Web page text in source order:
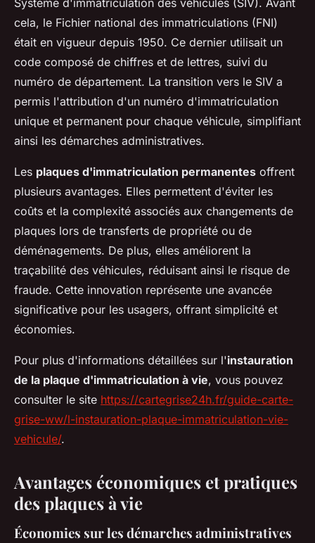
Système d'immatriculation des véhicules (SIV). Avant
cela, le Fichier national des immatriculations (FNI)
était en vigueur depuis 1950. Ce dernier utilisait un
code composé de chiffres et de lettres, suivi du
numéro de département. La transition vers le SIV a
permis l'attribution d'un numéro d'immatriculation
unique et permanent pour chaque véhicule, simplifiant
ainsi les démarches administratives.
Les plaques d'immatriculation permanentes offrent
plusieurs avantages. Elles permettent d'éviter les
coûts et la complexité associés aux changements de
plaques lors de transferts de propriété ou de
déménagements. De plus, elles améliorent la
traçabilité des véhicules, réduisant ainsi le risque de
fraude. Cette innovation représente une avancée
significative pour les usagers, offrant simplicité et
économies.
Pour plus d'informations détaillées sur l'instauration
de la plaque d'immatriculation à vie, vous pouvez
consulter le site https://cartegrise24h.fr/guide-carte-
grise-ww/l-instauration-plaque-immatriculation-vie-
vehicule/.
Avantages économiques et pratiques
des plaques à vie
Économies sur les démarches administratives